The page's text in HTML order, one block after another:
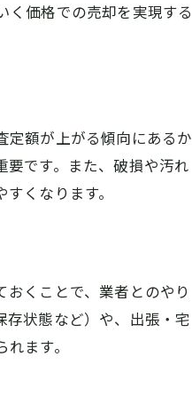
く価格での売却を実現する
定額が上がる傾向にあるか
です。また、破損や汚れ
くなります。
くことで、業者とのやり
存状態など）や、出張・宅
ます。